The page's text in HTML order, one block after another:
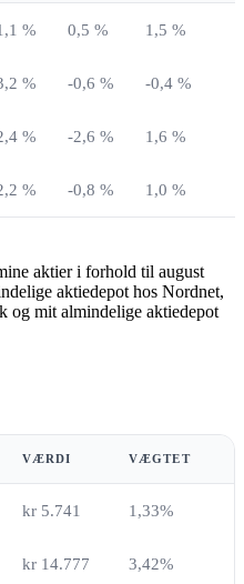
% 0,5 % 1,5 %
% -0,6 % -0,4 %
% -2,6 % 1,6 %
% -0,8 % 1,0 %
aktier i forhold til august
aktiedepot hos Nordnet,
og mit almindelige aktiedepot
VÆRDI VÆGTET
kr 5.741 1,33%
kr 14.777 3,42%